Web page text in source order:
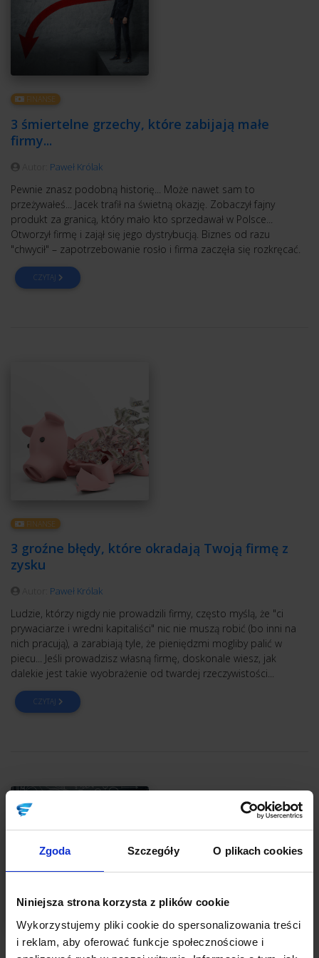
Zgoda Szczegóły O plikach cookies
Niniejsza strona korzysta z plików cookie
Wykorzystujemy pliki cookie do spersonalizowania treści
i reklam, aby oferować funkcje społecznościowe i
FINANSE
3 śmiertelne grzechy, które zabijają małe
firmy...
Paweł Królak
Pewnie znasz podobną historię... Może nawet sam to
przeżywałeś... Jacek trafił na świetną okazję. Zobaczył fajny
produkt za granicą, który mało kto sprzedawał w Polsce...
Otworzył firmę i zajął się jego dystrybucją. Biznes od razu
"chwycił" – zapotrzebowanie rosło i firma zaczęła się rozkręcać.
CZYTAJ
FINANSE
3 groźne błędy, które okradają Twoją firmę z
zysku
Paweł Królak
Ludzie, którzy nigdy nie prowadzili firmy, często myślą, że "ci
prywaciarze i wredni kapitaliści" nic nie muszą robić (bo inni na
nich pracują), a zarabiają tyle, że pieniędzmi mogliby palić w
piecu... Jeśli prowadzisz własną firmę, doskonale wiesz, jak
dalekie jest takie wyobrażenie od twardej rzeczywistości...
CZYTAJ
OBOWIĄZKOWE LEKTURY PRZEDSIĘBIORCY FINANSE